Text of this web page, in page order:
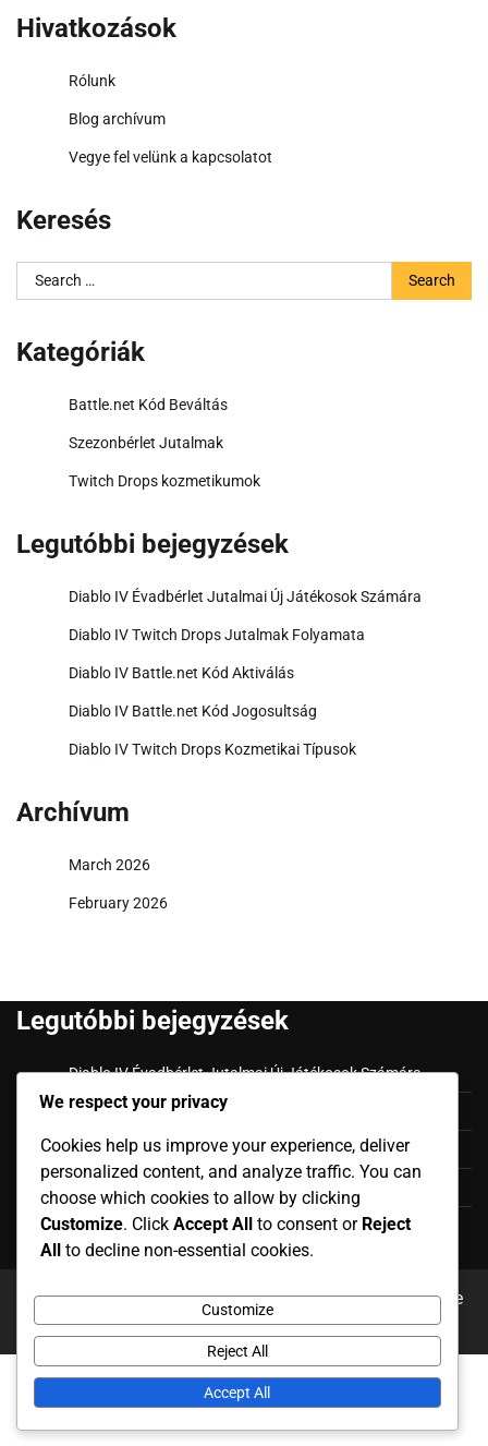
Hivatkozások
Rólunk
Blog archívum
Vegye fel velünk a kapcsolatot
Keresés
Search
for:
Kategóriák
Battle.net Kód Beváltás
Szezonbérlet Jutalmak
Twitch Drops kozmetikumok
Legutóbbi bejegyzések
Diablo IV Évadbérlet Jutalmai Új Játékosok Számára
Diablo IV Twitch Drops Jutalmak Folyamata
Diablo IV Battle.net Kód Aktiválás
Diablo IV Battle.net Kód Jogosultság
Diablo IV Twitch Drops Kozmetikai Típusok
Archívum
March 2026
February 2026
Legutóbbi bejegyzések
Diablo IV Évadbérlet Jutalmai Új Játékosok Számára
Diablo IV Twitch Drops Jutalmak Folyamata
Diablo IV Battle.net Kód Aktiválás
Diablo IV Battle.net Kód Jogosultság
Diablo IV Twitch Drops Kozmetikai Típusok
Copyright © 2026oszak.huTheme: News Report ByAdore
Themes.
We respect your privacy
Cookies help us improve your experience, deliver
personalized content, and analyze traffic. You can
choose which cookies to allow by clicking
Customize. Click Accept All to consent or Reject
All to decline non-essential cookies.
Customize
Reject All
Accept All